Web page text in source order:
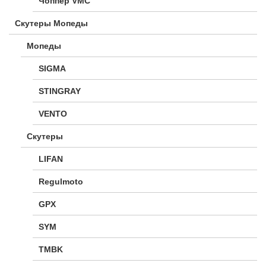
Скутеры Мопеды
Мопеды
SIGMA
STINGRAY
VENTO
Скутеры
LIFAN
Regulmoto
GPX
SYM
TMBK